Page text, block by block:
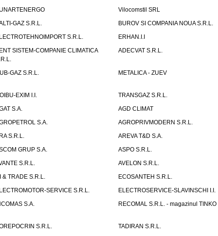
Vilocomstil SRL
GAZ S.R.L.
BUROV SI COMPANIA NOUA S.R.L.
S.R.L.
ERHAN.I.I
SISTEM-COMPANIE CLIMATICA
ADECVAT S.R.L.
GAZ S.R.L. METALICA - ZUEV
EXIM I.I.
TRANSGAZ S.R.L.
S.A.
AGD CLIMAT
S.A.
AGROPRIVMODERN S.R.L.
S.R.L.
AREVA T&D S.A.
GRUP S.A.
ASPO S.R.L.
S.R.L.
AVELON S.R.L.
& TRADE S.R.L.
ECOSANTEH S.R.L.
SERVICE S.R.L.
ELECTROSERVICE-SLAVINSCHI I.I.
S.A.
RECOMAL S.R.L. - magazinul TINKO
S.R.L.
TADIRAN S.R.L.